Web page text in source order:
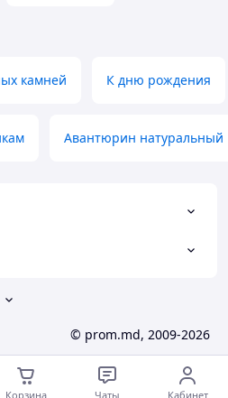
камней К дню рождения
Авантюрин натуральный
© prom.md, 2009-2026
Корзина Чаты Кабинет